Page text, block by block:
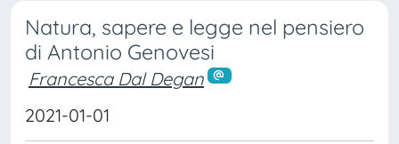
Natura, sapere e legge nel pensiero
di Antonio Genovesi
Francesca Dal Degan
2021-01-01